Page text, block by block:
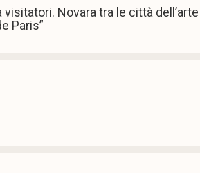
Novara tra le città dell’arte
Paris”